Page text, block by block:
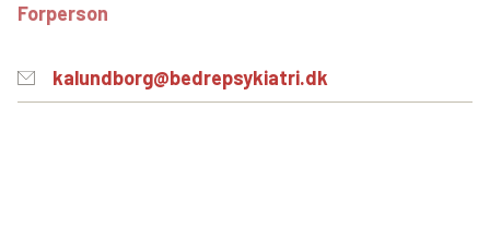
Forperson
kalundborg@bedrepsykiatri.dk